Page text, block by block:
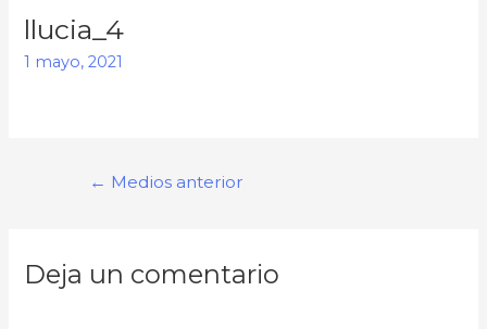
llucia_4
1 mayo, 2021
← Medios anterior
Deja un comentario